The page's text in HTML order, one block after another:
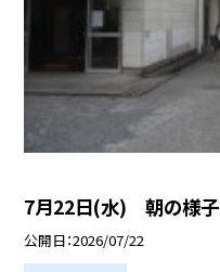
7月22日(水) 朝の様子
公開日 2026/07/22